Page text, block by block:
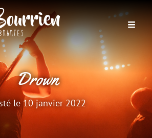
Drown
le10 janvier 2022